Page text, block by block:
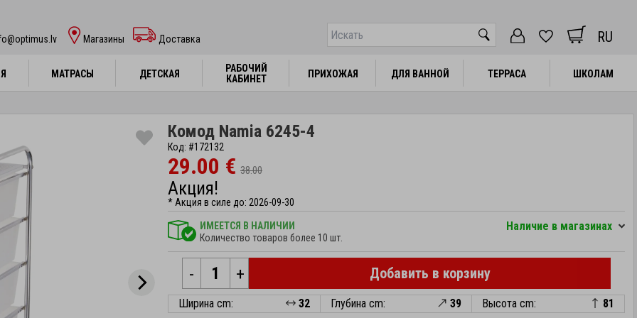
Mагазины Доставка RU
МАТРАСЫ ДЕТСКАЯ
РАБОЧИЙ
КАБИНЕТ
ПРИХОЖАЯ ДЛЯ ВАННОЙ ТЕРРАСА ШКОЛАМ
МАТРАСЫ ДЕТСКАЯ
РАБОЧИЙ
КАБИНЕТ
ПРИХОЖАЯ ДЛЯ ВАННОЙ ТЕРРАСА ШКОЛАМ
Комод Namia 6245-4
Код: #172132
29.00 € 38.00
Акция!
* Акция в силе до: 2026-09-30
ИМЕЕТСЯ В НАЛИЧИИ
Количество товаров более 10 шт.
Hаличие в магазинах
- + Добавить в корзину
Ширина cm: 32 Глубина cm: 39 Высота cm:
81